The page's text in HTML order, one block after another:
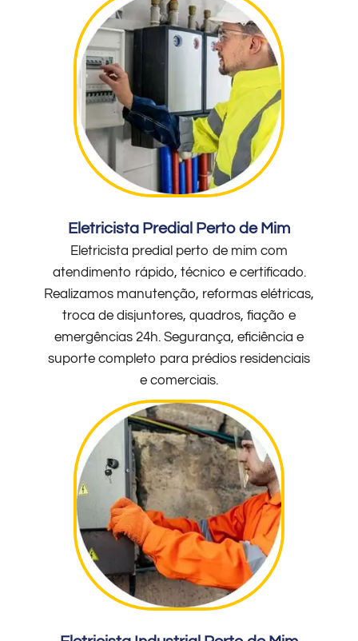
Eletricista Predial Perto de Mim
Eletricista predial perto de mim com
atendimento rápido, técnico e certificado.
Realizamos manutenção, reformas elétricas,
troca de disjuntores, quadros, fiação e
emergências 24h. Segurança, eficiência e
suporte completo para prédios residenciais
e comerciais.